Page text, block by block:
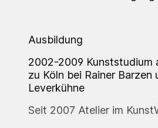
Ausbildung
2002-2009 Kunststudium
zu Köln bei Rainer Barzen
Leverkühne
Seit 2007 Atelier im